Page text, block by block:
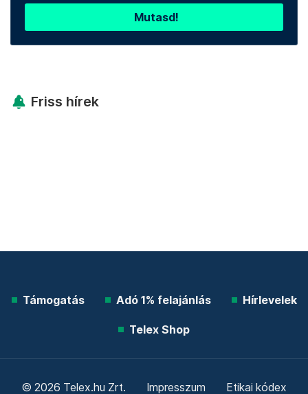
Mutasd!
Friss hírek
Támogatás Adó 1% felajánlás Hírlevelek
Telex Shop
© 2026 Telex.hu Zrt. Impresszum Etikai kódex